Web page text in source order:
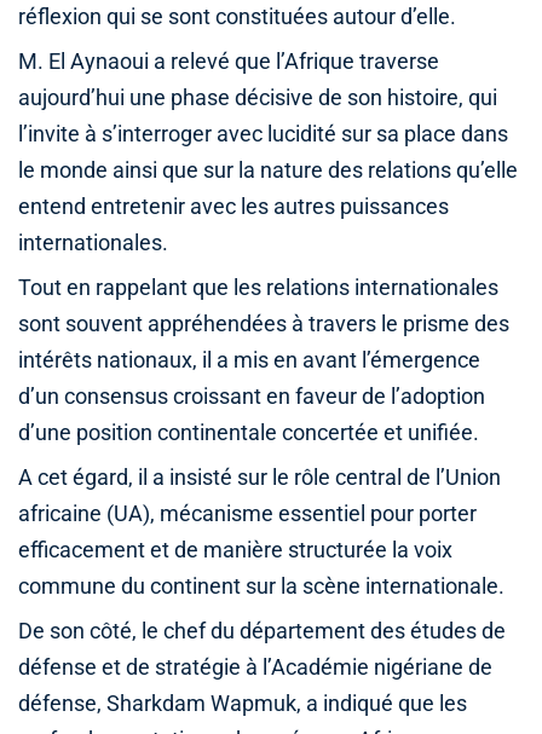
réflexion qui se sont constituées autour d’elle.
M. El Aynaoui a relevé que l’Afrique traverse
aujourd’hui une phase décisive de son histoire, qui
l’invite à s’interroger avec lucidité sur sa place dans
le monde ainsi que sur la nature des relations qu’elle
entend entretenir avec les autres puissances
internationales.
Tout en rappelant que les relations internationales
sont souvent appréhendées à travers le prisme des
intérêts nationaux, il a mis en avant l’émergence
d’un consensus croissant en faveur de l’adoption
d’une position continentale concertée et unifiée.
A cet égard, il a insisté sur le rôle central de l’Union
africaine (UA), mécanisme essentiel pour porter
efficacement et de manière structurée la voix
commune du continent sur la scène internationale.
De son côté, le chef du département des études de
défense et de stratégie à l’Académie nigériane de
défense, Sharkdam Wapmuk, a indiqué que les